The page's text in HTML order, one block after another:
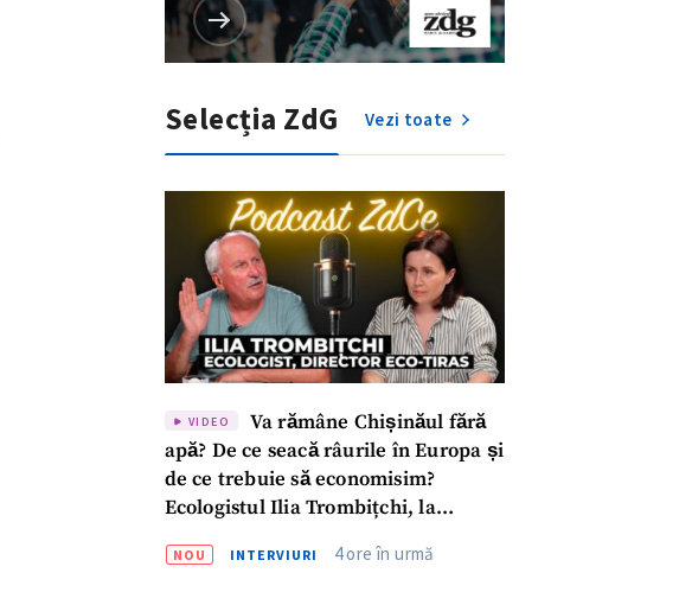
Selecția ZdG Vezi toate
VIDEO
Va rămâne Chișinăul fără
apă? De ce seacă râurile în Europa și
de ce trebuie să economisim?
Ecologistul Ilia Trombițchi, la
NOU INTERVIURI 4 ore în urmă